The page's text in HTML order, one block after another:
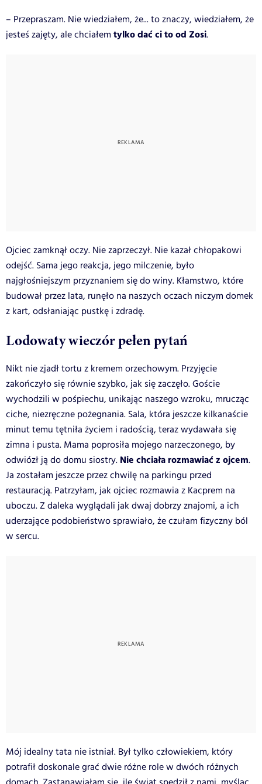
– Przepraszam. Nie wiedziałem, że... to znaczy, wiedziałem, że
jesteś zajęty, ale chciałem tylko dać ci to od Zosi.
Ojciec zamknął oczy. Nie zaprzeczył. Nie kazał chłopakowi
odejść. Sama jego reakcja, jego milczenie, było
najgłośniejszym przyznaniem się do winy. Kłamstwo, które
budował przez lata, runęło na naszych oczach niczym domek
z kart, odsłaniając pustkę i zdradę.
Lodowaty wieczór pełen pytań
Nikt nie zjadł tortu z kremem orzechowym. Przyjęcie
zakończyło się równie szybko, jak się zaczęło. Goście
wychodzili w pośpiechu, unikając naszego wzroku, mrucząc
ciche, niezręczne pożegnania. Sala, która jeszcze kilkanaście
minut temu tętniła życiem i radością, teraz wydawała się
zimna i pusta. Mama poprosiła mojego narzeczonego, by
odwiózł ją do domu siostry. Nie chciała rozmawiać z ojcem.
Ja zostałam jeszcze przez chwilę na parkingu przed
restauracją. Patrzyłam, jak ojciec rozmawia z Kacprem na
uboczu. Z daleka wyglądali jak dwaj dobrzy znajomi, a ich
uderzające podobieństwo sprawiało, że czułam fizyczny ból
w sercu.
Mój idealny tata nie istniał. Był tylko człowiekiem, który
potrafił doskonale grać dwie różne role w dwóch różnych